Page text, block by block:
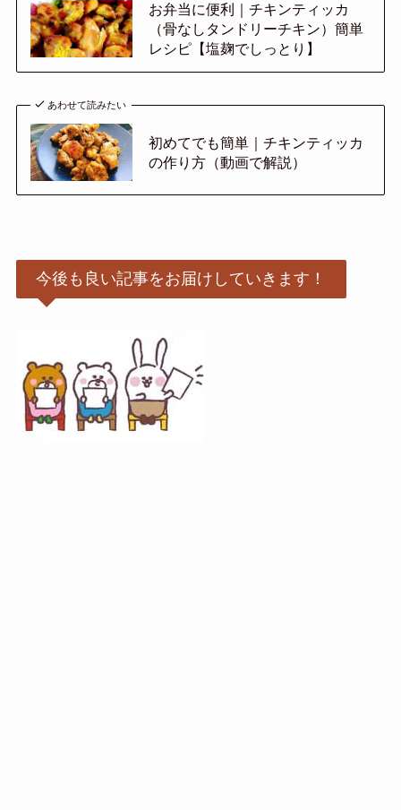
お弁当に便利｜チキンティッカ
（骨なしタンドリーチキン）簡単
レシピ【塩麹でしっとり】
あわせて読みたい
初めてでも簡単｜チキンティッカ
の作り方（動画で解説）
今後も良い記事をお届けしていきます！